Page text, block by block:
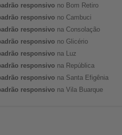
responsivo no Bom Retiro
responsivo no Cambuci
responsivo na Consolação
responsivo no Glicério
responsivo na Luz
responsivo na República
responsivo na Santa Efigênia
responsivo na Vila Buarque